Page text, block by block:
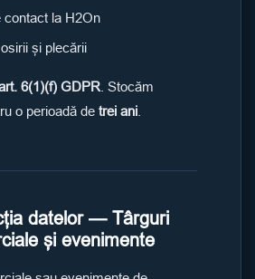
contact la H2On
și plecării
6(1)(f) GDPR . Stocăm
o perioadă de trei ani
datelor — Târguri
și evenimente